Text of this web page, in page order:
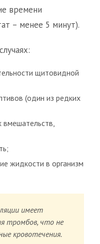
времени
– менее 5 минут).
щитовидной
(один из редких
жидкости в организм
имеет
тромбов, что не
кровотечения.